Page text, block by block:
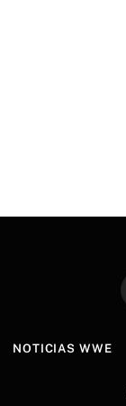
NOTICIAS WWE